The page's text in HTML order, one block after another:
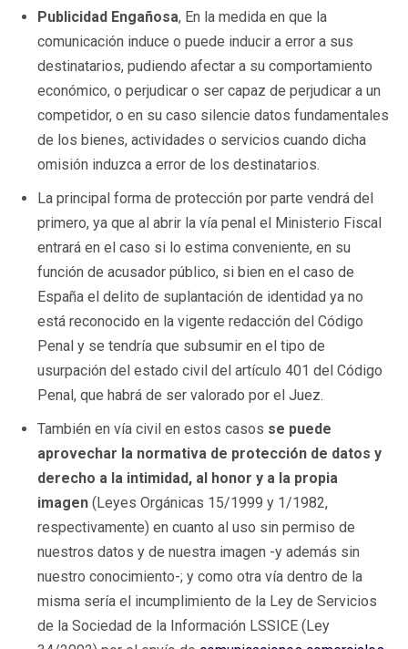
Publicidad Engañosa, En la medida en que la
comunicación induce o puede inducir a error a sus
destinatarios, pudiendo afectar a su comportamiento
económico, o perjudicar o ser capaz de perjudicar a un
competidor, o en su caso silencie datos fundamentales
de los bienes, actividades o servicios cuando dicha
omisión induzca a error de los destinatarios.
La principal forma de protección por parte vendrá del
primero, ya que al abrir la vía penal el Ministerio Fiscal
entrará en el caso si lo estima conveniente, en su
función de acusador público, si bien en el caso de
España el delito de suplantación de identidad ya no
está reconocido en la vigente redacción del Código
Penal y se tendría que subsumir en el tipo de
usurpación del estado civil del artículo 401 del Código
Penal, que habrá de ser valorado por el Juez.
También en vía civil en estos casos se puede
aprovechar la normativa de protección de datos y
derecho a la intimidad, al honor y a la propia
imagen (Leyes Orgánicas 15/1999 y 1/1982,
respectivamente) en cuanto al uso sin permiso de
nuestros datos y de nuestra imagen -y además sin
nuestro conocimiento-; y como otra vía dentro de la
misma sería el incumplimiento de la Ley de Servicios
de la Sociedad de la Información LSSICE (Ley